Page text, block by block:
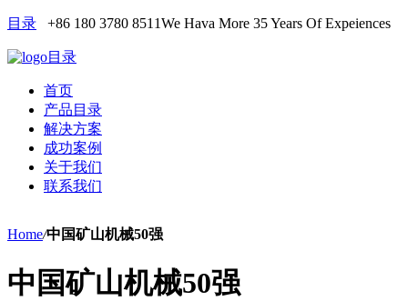
目录 +86 180 3780 8511We Hava More 35 Years Of Expeiences
目录
首页
产品目录
解决方案
成功案例
关于我们
联系我们
Home/中国矿山机械50强
中国矿山机械50强